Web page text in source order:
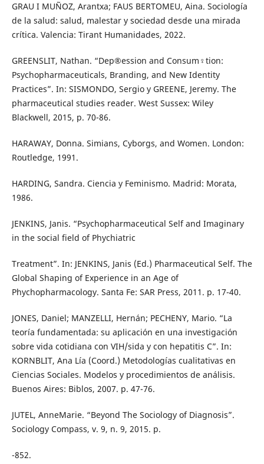
GRAU I MUÑOZ, Arantxa; FAUS BERTOMEU, Aina. Sociología
de la salud: salud, malestar y sociedad desde una mirada
crítica. Valencia: Tirant Humanidades, 2022.
GREENSLIT, Nathan. “Dep®ession and Consum♀tion:
Psychopharmaceuticals, Branding, and New Identity
Practices”. In: SISMONDO, Sergio y GREENE, Jeremy. The
pharmaceutical studies reader. West Sussex: Wiley
Blackwell, 2015, p. 70-86.
HARAWAY, Donna. Simians, Cyborgs, and Women. London:
Routledge, 1991.
HARDING, Sandra. Ciencia y Feminismo. Madrid: Morata,
1986.
JENKINS, Janis. “Psychopharmaceutical Self and Imaginary
in the social field of Phychiatric
Treatment”. In: JENKINS, Janis (Ed.) Pharmaceutical Self. The
Global Shaping of Experience in an Age of
Phychopharmacology. Santa Fe: SAR Press, 2011. p. 17-40.
JONES, Daniel; MANZELLI, Hernán; PECHENY, Mario. “La
teoría fundamentada: su aplicación en una investigación
sobre vida cotidiana con VIH/sida y con hepatitis C”. In:
KORNBLIT, Ana Lía (Coord.) Metodologías cualitativas en
Ciencias Sociales. Modelos y procedimientos de análisis.
Buenos Aires: Biblos, 2007. p. 47-76.
JUTEL, AnneMarie. “Beyond The Sociology of Diagnosis”.
Sociology Compass, v. 9, n. 9, 2015. p.
-852.